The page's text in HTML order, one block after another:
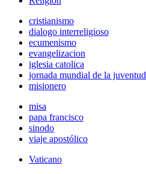
cristianismo
dialogo interreligioso
ecumenismo
evangelizacion
iglesia catolica
jornada mundial de la juventud
misionero
misa
papa francisco
sinodo
viaje apostólico
Vaticano